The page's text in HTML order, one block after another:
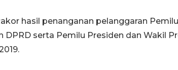
hasil penanganan pelanggaran
DPRD serta Pemilu Presiden dan Wakil